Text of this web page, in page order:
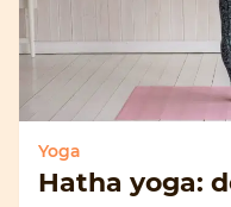
Yoga
Hatha yoga: